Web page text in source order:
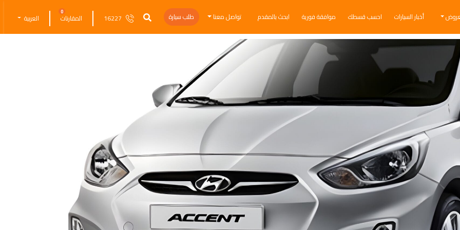
أخبار السيارات احسب قسطك موافقة فورية ابحث بالمقدم تواصل معنا طلب سيارة 16227 المقارنات
0
العربية